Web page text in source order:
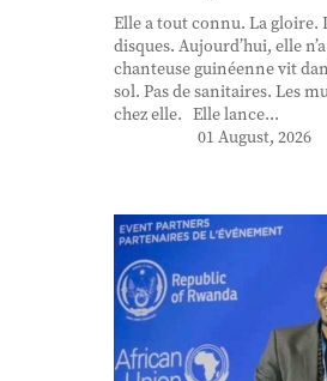
Elle a tout connu. La gloire.
disques. Aujourd’hui, elle
chanteuse guinéenne vit
sol. Pas de sanitaires. Les
chez elle. Elle lance...
01 August, 2026